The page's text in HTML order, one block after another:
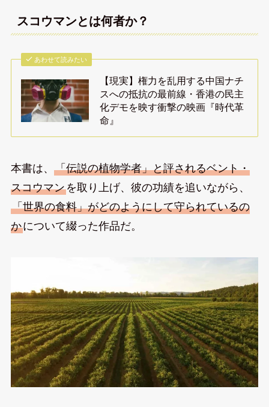
スコウマンとは何者か？
あわせて読みたい
【現実】権力を乱用する中国ナチ
スへの抵抗の最前線・香港の民主
化デモを映す衝撃の映画『時代革
命』
本書は、 「伝説の植物学者」と評されるベント・
スコウマンを取り上げ、彼の功績を追いながら、
「世界の食料」がどのようにして守られているの
かについて綴った作品だ。